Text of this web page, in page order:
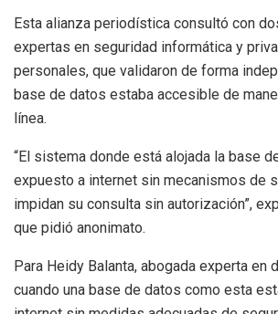
Esta alianza periodística consultó con
expertas en seguridad informática y
personales, que validaron de forma
base de datos estaba accesible de
línea.
“El sistema donde está alojada la base
expuesto a internet sin mecanismos de
impidan su consulta sin autorización”,
que pidió anonimato.
Para Heidy Balanta, abogada experta en
cuando una base de datos como esta